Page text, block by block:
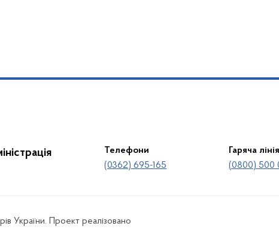
Телефони
(0362) 695-165
Гаряча лінія
(0800) 500
України. Проект реалізовано